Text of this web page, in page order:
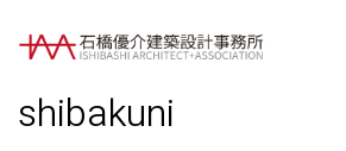
shibakuni